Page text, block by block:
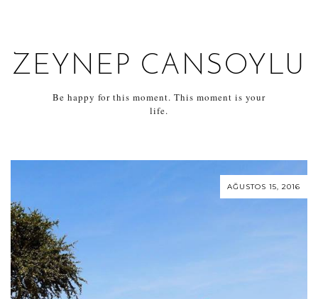
ZEYNEP CANSOYLU
Be happy for this moment. This moment is your
life.
AĞUSTOS 15, 2016